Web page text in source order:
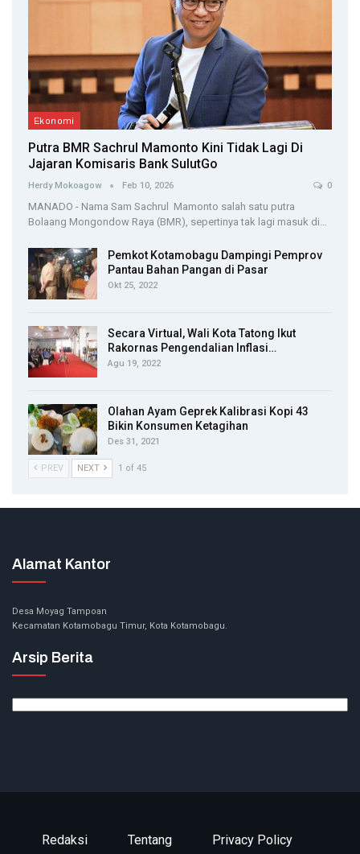
Ekonomi
Putra BMR Sachrul Mamonto Kini Tidak Lagi Di
Jajaran Komisaris Bank SulutGo
Herdy Mokoagow Feb 10, 2026 0
MANADO - Nama Sam Sachrul Mamonto salah satu putra
Bolaang Mongondow Raya (BMR), sepertinya tak lagi masuk di…
Pemkot Kotamobagu Dampingi Pemprov
Pantau Bahan Pangan di Pasar
Okt 25, 2022
Secara Virtual, Wali Kota Tatong Ikut
Rakornas Pengendalian Inflasi…
Agu 19, 2022
Olahan Ayam Geprek Kalibrasi Kopi 43
Bikin Konsumen Ketagihan
Des 31, 2021
PREV NEXT 1 of 45
Alamat Kantor
Desa Moyag Tampoan
Kecamatan Kotamobagu Timur, Kota Kotamobagu.
Arsip Berita
Redaksi Tentang Privacy Policy